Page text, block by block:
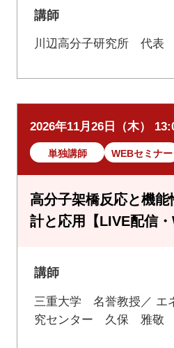
講師
川辺高分子研究所 代
2026年11月26日（木）
単独講師 WEBセミナー
高分子架橋反応と機
計と応用【LIVE配信・
講師
三重大学 名誉教授／ エ
究センター 久保 雅敬